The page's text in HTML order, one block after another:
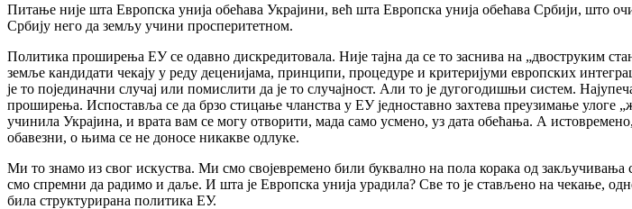
Питање није шта Европска унија обећава Украјини, већ шта Европска унија обећава Србији, што
Србију него да земљу учини просперитетном.
Политика проширења ЕУ се одавно дискредитовала. Није тајна да се то заснива на „двоструким
земље кандидати чекају у реду деценијама, принципи, процедуре и критеријуми европских
је то појединачни случај или помислити да је то случајност. Али то је дугогодишњи систем.
проширења. Испоставља се да брзо стицање чланства у ЕУ једноставно захтева преузимање улоге
учинила Украјина, и врата вам се могу отворити, мада само усмено, уз дата обећања. А
обавезни, о њима се не доносе никакве одлуке.
Ми то знамо из свог искуства. Ми смо својевремено били буквално на пола корака од
смо спремни да радимо и даље. И шта је Европска унија урадила? Све то је стављено на чекање,
била структурирана политика ЕУ.